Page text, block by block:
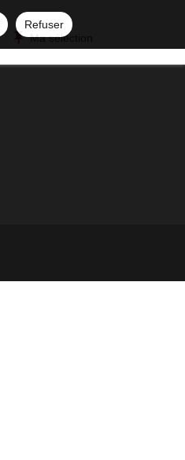
Refuser
Ma sélection